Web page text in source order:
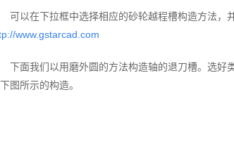
可以在下拉框中选择相应的砂轮越程槽构造方法，
www.gstarcad.com
下面我们以用磨外圆的方法构造轴的退刀槽。选好
图所示的构造。